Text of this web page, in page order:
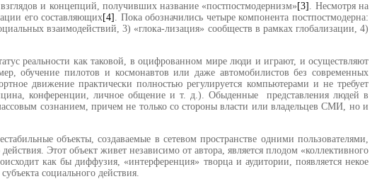
и концепций, получивших название «постпостмодернизм» [3] . Несмотря на
его составляющих[4] . Пока обозначились четыре компонента постпостмодер­на:
взаимодействий, 3) «глока-лизация» сообществ в рамках глоба­лизации, 4)
реаль­ности как таковой, в оцифрованном мире люди и играют, и осуществляют
обучение пилотов и космонавтов или даже автомобилистов без современных
движе­ние практически полностью регули­руется компьютерами и не требует
кон­ференции, личное общение и т. д.). Обыденные представления людей в
сознанием, причем не только со стороны власти или владельцев СМИ, но и
объекты, создаваемые в сетевом про­странстве одними пользователями,
Этот объект живет независимо от ав­тора, является плодом «коллективно­го
как бы диффузия, «интерференция» творца и аудитории, появляется некое
социаль­ного действия.